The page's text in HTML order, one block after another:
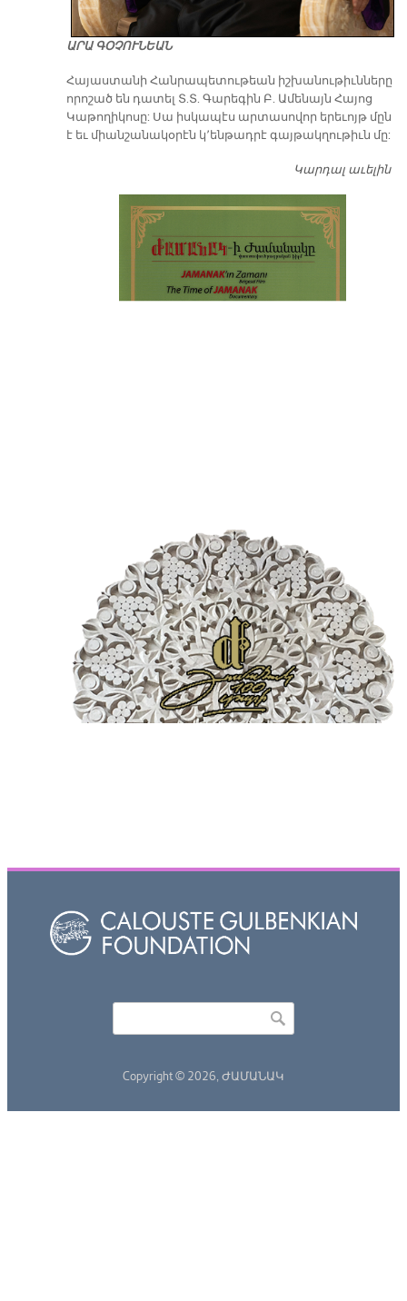
ԱՐԱ ԳՕՉՈՒՆԵԱՆ
​Հայաստանի Հանրապետութեան իշխանութիւնները
որոշած են դատել Տ.Տ. Գարեգին Բ. Ամենայն Հայոց
Կաթողիկոսը: Սա իսկապէս արտասովոր երեւոյթ մըն
է եւ միանշանակօրէն կ՚ենթադրէ գայթակղութիւն մը:
Կարդալ աւելին
Copyright © 2026, ԺԱՄԱՆԱԿ